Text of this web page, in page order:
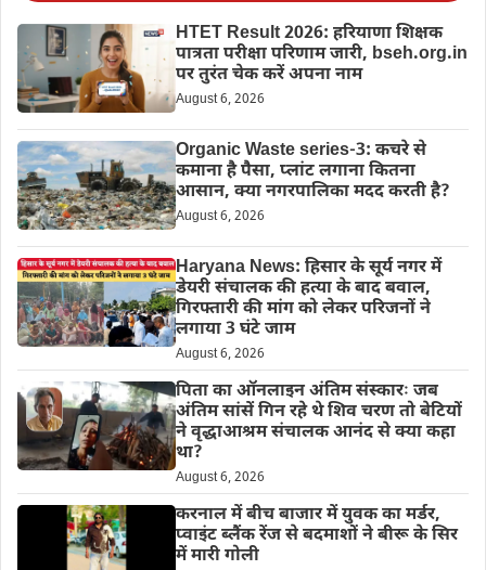
HTET Result 2026: हरियाणा शिक्षक
पात्रता परीक्षा परिणाम जारी, bseh.org.in
पर तुरंत चेक करें अपना नाम
August 6, 2026
Organic Waste series-3: कचरे से
कमाना है पैसा, प्लांट लगाना कितना
आसान, क्या नगरपालिका मदद करती है?
August 6, 2026
Haryana News: हिसार के सूर्य नगर में
डेयरी संचालक की हत्या के बाद बवाल,
गिरफ्तारी की मांग को लेकर परिजनों ने
लगाया 3 घंटे जाम
August 6, 2026
पिता का ऑनलाइन अंतिम संस्कारः जब
अंतिम सांसें गिन रहे थे शिव चरण तो बेटियों
ने वृद्धाआश्रम संचालक आनंद से क्या कहा
था?
August 6, 2026
करनाल में बीच बाजार में युवक का मर्डर,
प्वाइंट ब्लैंक रेंज से बदमाशों ने बीरू के सिर
में मारी गोली